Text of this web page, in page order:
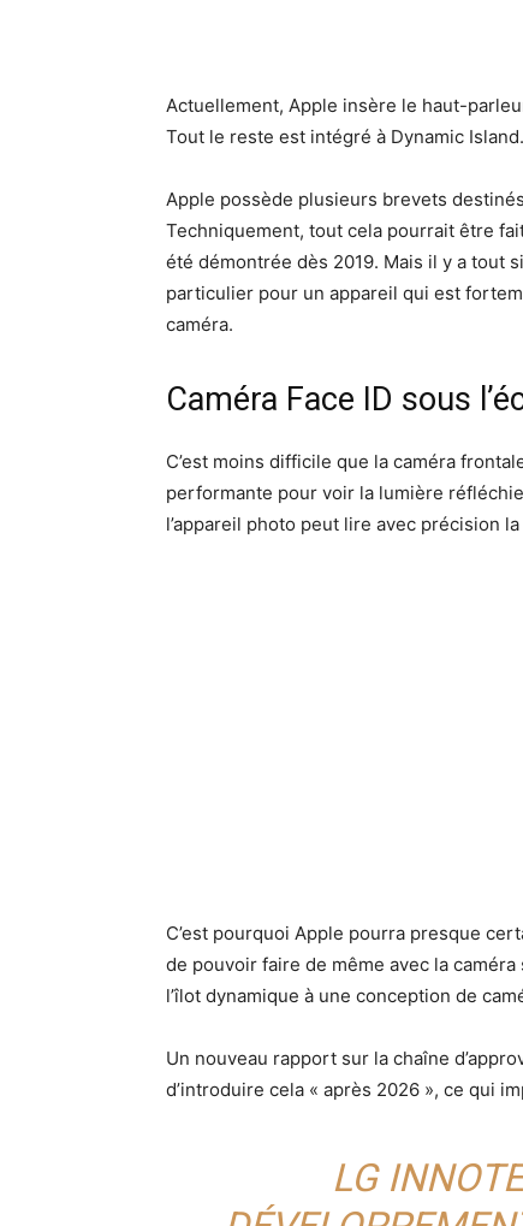
Actuellement, Apple insère le haut-
Tout le reste est intégré à Dynamic Island.
Apple possède plusieurs brevets
Techniquement, tout cela pourrait être
été démontrée dès 2019. Mais il y a tout
particulier pour un appareil qui est
caméra.
Caméra Face ID sous
C’est moins difficile que la caméra
performante pour voir la lumière
l’appareil photo peut lire avec précision
C’est pourquoi Apple pourra presque
de pouvoir faire de même avec la
l’îlot dynamique à une conception de
Un nouveau rapport sur la chaîne
d’introduire cela « après 2026 », ce qui
LG